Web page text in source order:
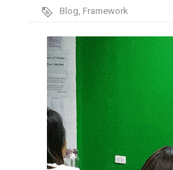
Video
Kiến thức
Liên hệ - Đăng ký
trình
Blog, Framework